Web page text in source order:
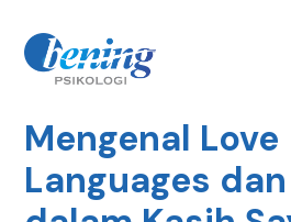
Mengenal Love
Languages